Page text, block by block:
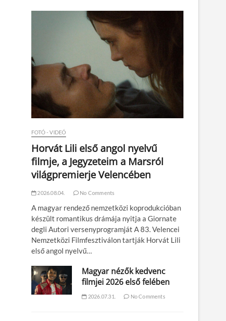
FOTÓ - VIDEÓ
Horvát Lili első angol nyelvű
filmje, a Jegyzeteim a Marsról
világpremierje Velencében
2026.08.04. No Comments
A magyar rendező nemzetközi koprodukcióban
készült romantikus drámája nyitja a Giornate
degli Autori versenyprogramját A 83. Velencei
Nemzetközi Filmfesztiválon tartják Horvát Lili
első angol nyelvű…
Magyar nézők kedvenc
filmjei 2026 első felében
2026.07.31. No Comments